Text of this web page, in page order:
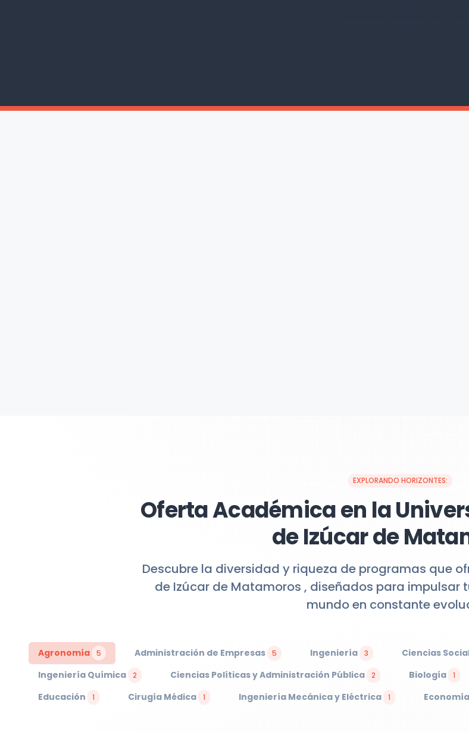
EXPLORANDO HORIZONTES:
Oferta Académica en la
de Izúcar de
Descubre la diversidad y riqueza de programas que
de Izúcar de Matamoros , diseñados para impulsar
mundo en constante
Agronomía 5 Administración de Empresas 5 Ingeniería 3 Ciencias
Ingeniería Química 2 Ciencias Políticas y Administración Pública 2 Biología 1
Educación 1 Cirugía Médica 1 Ingeniería Mecánica y Eléctrica 1 Economía